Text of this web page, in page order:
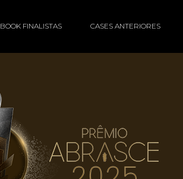
BOOK FINALISTAS CASES ANTERIORES